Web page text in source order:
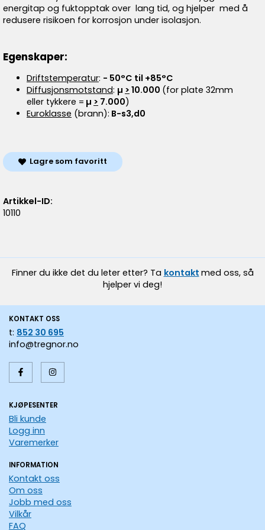
energitap og fuktopptak over lang tid, og hjelper med å
redusere risikoen for korrosjon under isolasjon.
Egenskaper:
Driftstemperatur: - 50°C til +85°C
Diffusjonsmotstand: µ > 10.000 (for plate 32mm
eller tykkere = µ > 7.000)
Euroklasse (brann): B-s3,d0
Lagre som favoritt
Artikkel-ID:
10110
Finner du ikke det du leter etter? Ta kontakt med oss, så
hjelper vi deg!
KONTAKT OSS
t: 852 30 695
info@tregnor.no
KJØPESENTER
Bli kunde
Logg inn
Varemerker
INFORMATION
Kontakt oss
Om oss
Jobb med oss
Vilkår
FAQ